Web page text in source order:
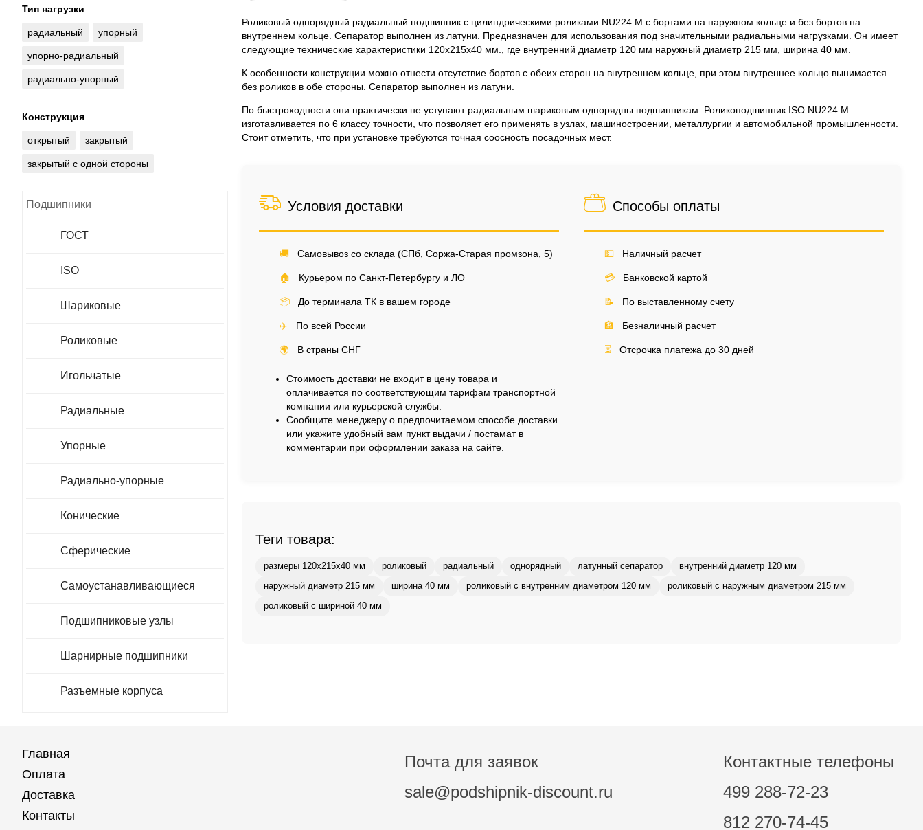
Роликовый однорядный радиальный подшипник с цилиндрическими роликами NU224 M с бортами на наружном кольце и без бортов на
внутреннем кольце. Сепаратор выполнен из латуни. Предназначен для использования под значительными радиальными нагрузками. Он имеет
следующие технические характеристики 120x215x40 мм., где внутренний диаметр 120 мм наружный диаметр 215 мм, ширина 40 мм.
К особенности конструкции можно отнести отсутствие бортов с обеих сторон на внутреннем кольце, при этом внутреннее кольцо вынимается
без роликов в обе стороны. Сепаратор выполнен из латуни.
По быстроходности они практически не уступают радиальным шариковым однорядны подшипникам. Роликоподшипник ISO NU224 M
изготавливается по 6 классу точности, что позволяет его применять в узлах, машиностроении, металлургии и автомобильной промышленности.
Стоит отметить, что при установке требуются точная соосность посадочных мест.
Условия доставки
🚚 Самовывоз со склада (СПб, Соржа-Старая промзона, 5)
🏠 Курьером по Санкт-Петербургу и ЛО
📦 До терминала ТК в вашем городе
✈️ По всей России
🌍 В страны СНГ
Стоимость доставки не входит в цену товара и
оплачивается по соответствующим тарифам транспортной
компании или курьерской службы.
Сообщите менеджеру о предпочитаемом способе доставки
или укажите удобный вам пункт выдачи / постамат в
комментарии при оформлении заказа на сайте.
Способы оплаты
💵 Наличный расчет
💳 Банковской картой
📝 По выставленному счету
🏦 Безналичный расчет
⏳ Отсрочка платежа до 30 дней
Теги товара:
размеры 120x215x40 мм роликовый радиальный однорядный латунный сепаратор внутренний диаметр 120 мм
наружный диаметр 215 мм ширина 40 мм роликовый с внутренним диаметром 120 мм роликовый с наружным диаметром 215 мм
роликовый с шириной 40 мм
Тип нагрузки
радиальный упорный
упорно-радиальный
радиально-упорный
Конструкция
открытый закрытый
закрытый с одной стороны
Подшипники
ГОСТ
ISO
Шариковые
Роликовые
Игольчатые
Радиальные
Упорные
Радиально-упорные
Конические
Сферические
Самоустанавливающиеся
Подшипниковые узлы
Шарнирные подшипники
Разъемные корпуса
Главная
Оплата
Доставка
Контакты
Почта для заявок
sale@podshipnik-discount.ru
Контактные телефоны
499 288-72-23
812 270-74-45